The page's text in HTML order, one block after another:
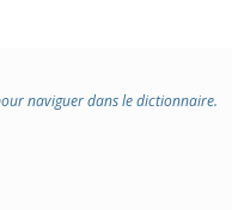
naviguer dans le dictionnaire.